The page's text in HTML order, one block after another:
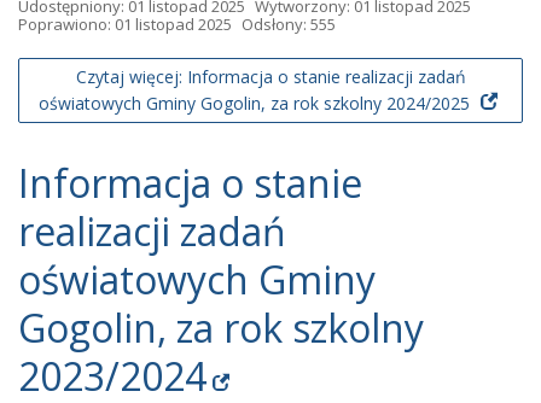
Udostępniony: 01 listopad 2025 Wytworzony: 01 listopad 2025
Poprawiono: 01 listopad 2025 Odsłony: 555
Czytaj więcej: Informacja o stanie realizacji zadań
oświatowych Gminy Gogolin, za rok szkolny 2024/2025
Informacja o stanie
realizacji zadań
oświatowych Gminy
Gogolin, za rok szkolny
2023/2024